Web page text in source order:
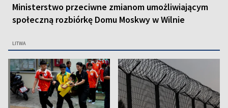
Ministerstwo przeciwne zmianom umożliwiającym
społeczną rozbiórkę Domu Moskwy w Wilnie
LITWA